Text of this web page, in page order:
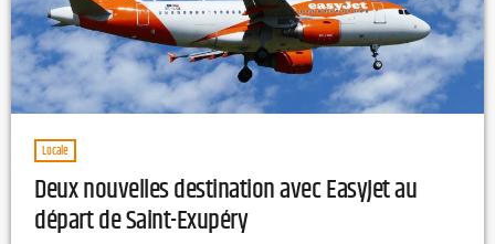
Locale
Deux nouvelles destination avec EasyJet au
départ de Saint-Exupéry